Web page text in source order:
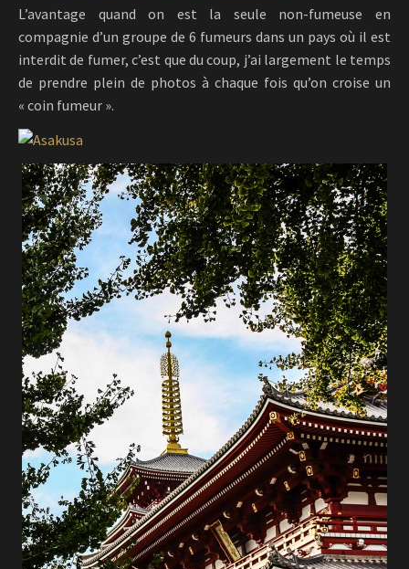
L’avantage quand on est la seule non-fumeuse en
compagnie d’un groupe de 6 fumeurs dans un pays où il est
interdit de fumer, c’est que du coup, j’ai largement le temps
de prendre plein de photos à chaque fois qu’on croise un
« coin fumeur ».